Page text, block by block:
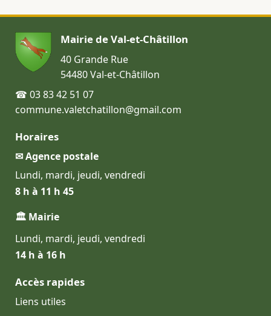
Mairie de Val-et-Châtillon
40 Grande Rue
54480 Val-et-Châtillon
☎ 03 83 42 51 07
commune.valetchatillon@gmail.com
Horaires
✉ Agence postale
Lundi, mardi, jeudi, vendredi
8 h à 11 h 45
🏛 Mairie
Lundi, mardi, jeudi, vendredi
14 h à 16 h
Accès rapides
Liens utiles